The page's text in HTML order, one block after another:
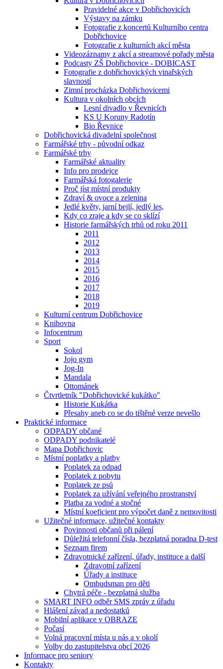
Pravidelné akce v Dobřichovicích
Výstavy na zámku
Fotografie z koncertů Kulturního centra
Dobřichovice
Fotografie z kulturních akcí města
Videozáznamy z akcí a streamové pořady města
Podcasty ZŠ Dobřichovice - DOBICAST
Fotografie z dobřichovických vinařských
slavností
Zimní procházka Dobřichovicemi
Kultura v okolních obcích
Lesní divadlo v Řevnicích
KS U Koruny Radotín
Bio Řevnice
Dobřichovická divadelní společnost
Farmářské trhy - původní odkaz
Farmářské trhy
Farmářské aktuality
Info pro prodejce
Farmářská fotogalerie
Proč jíst místní produkty
Zdraví & ovoce a zelenina
Jedlé květy, jarní bejlí, jedlý les,
Kdy co zraje a kdy se co sklízí
Historie farmářských trhů od roku 2011
2011
2012
2013
2014
2015
2016
2017
2018
2019
Kulturní centrum Dobřichovice
Knihovna
Infocentrum
Sport
Sokol
Jojo gym
Jog-In
Mandala
Ottománek
Čtvrtletník "Dobřichovické kukátko"
Historie Kukátka
Přesahy aneb co se do tištěné verze nevešlo
Praktické informace
ODPADY občané
ODPADY podnikatelé
Mapa Dobřichovic
Místní poplatky a platby
Poplatek za odpad
Poplatek z pobytu
Poplatek ze psů
Poplatek za užívání veřejného prostranství
Platba za vodné a stočné
Místní koeficient pro výpočet daně z nemovitosti
Užitečné informace, užitečné kontakty
Povinnosti občanů při pálení
Důležitá telefonní čísla, bezplatná poradna D-test
Seznam firem
Zdravotnické zařízení, úřady, instituce a další
Zdravotní zařízení
Úřady a instituce
Ombudsman pro děti
Chytrá péče - bezplatná služba
SMART INFO odběr SMS zpráv z úřadu
Hlášení závad a nedostatků
Mobilní aplikace v OBRAZE
Počasí
Volná pracovní místa u nás a v okolí
Volby do zastupitelstva obcí 2026
Informace pro seniory
Kontakty